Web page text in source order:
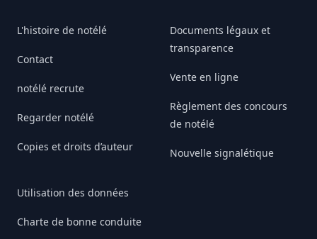
L'histoire de notélé
Contact
notélé recrute
Regarder notélé
Copies et droits d’auteur
Utilisation des données
Charte de bonne conduite
Documents légaux et
transparence
Vente en ligne
Règlement des concours
de notélé
Nouvelle signalétique